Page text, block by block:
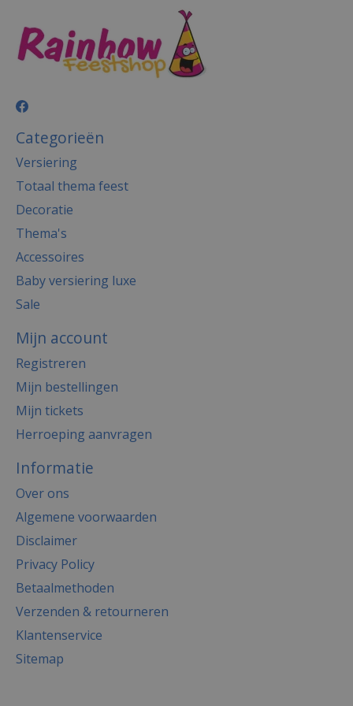
Categorieën
Versiering
Totaal thema feest
Decoratie
Thema's
Accessoires
Baby versiering luxe
Sale
Mijn account
Registreren
Mijn bestellingen
Mijn tickets
Herroeping aanvragen
Informatie
Over ons
Algemene voorwaarden
Disclaimer
Privacy Policy
Betaalmethoden
Verzenden & retourneren
Klantenservice
Sitemap